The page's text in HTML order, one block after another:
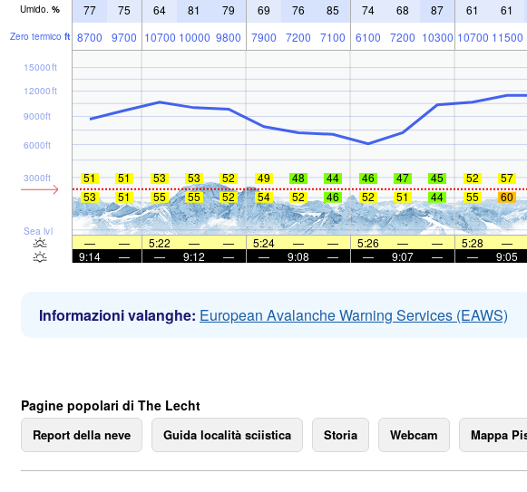
Umido. % 77 75 64 81 79 69 76 85 74 68 87 61 61
Zero termico ft 8700 9700 10700 10000 9800 7900 7200 7100 6100 7200 10300 10700 11500
Sea lvl
3000ft
6000ft
9000ft
12000ft
15000ft
51 51 53 53 52 49 48 44 46 47 45 52 57
53
51 55 55 52 54 52 46 52 51 44 55 60
— — 5:22 — — 5:24 — — 5:26 — — 5:28 —
9:14
— — 9:12 — — 9:08 — — 9:07 — — 9:05
Informazioni valanghe: European Avalanche Warning Services (EAWS)
Pagine popolari di The Lecht
Report della neve Guida località sciistica Storia Webcam Mappa